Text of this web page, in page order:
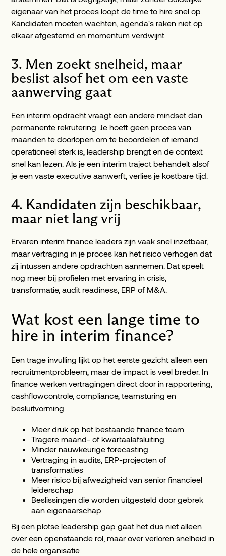
eigenaar van het proces loopt de time to hire snel op.
Kandidaten moeten wachten, agenda's raken niet op
elkaar afgestemd en momentum verdwijnt.
3. Men zoekt snelheid, maar
beslist alsof het om een vaste
aanwerving gaat
Een interim opdracht vraagt een andere mindset dan
permanente rekrutering. Je hoeft geen proces van
maanden te doorlopen om te beoordelen of iemand
operationeel sterk is, leadership brengt en de context
snel kan lezen. Als je een interim traject behandelt alsof
je een vaste executive aanwerft, verlies je kostbare tijd.
4. Kandidaten zijn beschikbaar,
maar niet lang vrij
Ervaren interim finance leaders zijn vaak snel inzetbaar,
maar vertraging in je proces kan het risico verhogen dat
zij intussen andere opdrachten aannemen. Dat speelt
nog meer bij profielen met ervaring in crisis,
transformatie, audit readiness, ERP of M&A.
Wat kost een lange time to
hire in interim finance?
Een trage invulling lijkt op het eerste gezicht alleen een
recruitmentprobleem, maar de impact is veel breder. In
finance werken vertragingen direct door in rapportering,
cashflowcontrole, compliance, teamsturing en
besluitvorming.
Meer druk op het bestaande finance team
Tragere maand- of kwartaalafsluiting
Minder nauwkeurige forecasting
Vertraging in audits, ERP-projecten of
transformaties
Meer risico bij afwezigheid van senior financieel
leiderschap
Beslissingen die worden uitgesteld door gebrek
aan eigenaarschap
Bij een plotse leadership gap gaat het dus niet alleen
over een openstaande rol, maar over verloren snelheid in
de hele organisatie.